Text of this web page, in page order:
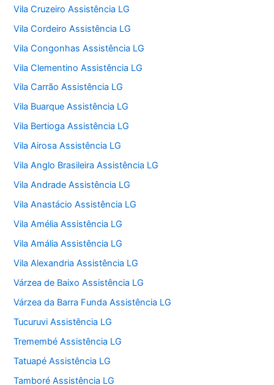
Vila Cruzeiro Assistência LG
Vila Cordeiro Assistência LG
Vila Congonhas Assistência LG
Vila Clementino Assistência LG
Vila Carrão Assistência LG
Vila Buarque Assistência LG
Vila Bertioga Assistência LG
Vila Airosa Assistência LG
Vila Anglo Brasileira Assistência LG
Vila Andrade Assistência LG
Vila Anastácio Assistência LG
Vila Amélia Assistência LG
Vila Amália Assistência LG
Vila Alexandria Assistência LG
Várzea de Baixo Assistência LG
Várzea da Barra Funda Assistência LG
Tucuruvi Assistência LG
Tremembé Assistência LG
Tatuapé Assistência LG
Tamboré Assistência LG